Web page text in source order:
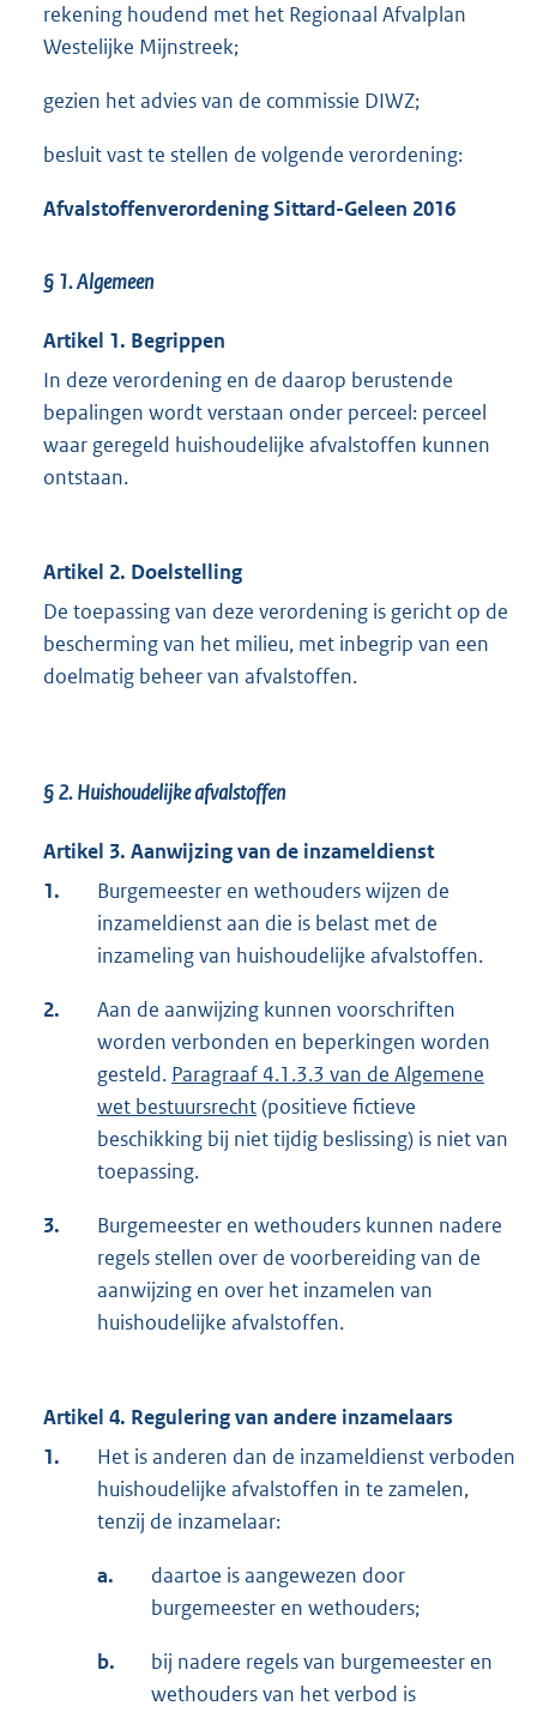
rekening houdend met het Regionaal Afvalplan
Westelijke Mijnstreek;
gezien het advies van de commissie DIWZ;
besluit vast te stellen de volgende verordening:
AfvalstoffenverordeningSittard-Geleen 2016
§ 1.Algemeen
Artikel 1. Begrippen
In deze verordening en de daarop berustende
bepalingen wordt verstaan onder perceel: perceel
waar geregeld huishoudelijke afvalstoffen kunnen
ontstaan.
Artikel 2. Doelstelling
De toepassing van deze verordening is gericht op de
bescherming van het milieu, met inbegrip van een
doelmatig beheer van afvalstoffen.
§ 2.Huishoudelijke afvalstoffen
Artikel 3. Aanwijzing van de inzameldienst
1.
Burgemeester en wethouders wijzen de
inzameldienst aan die is belast met de
inzameling van huishoudelijke afvalstoffen.
2.
Aan de aanwijzing kunnen voorschriften
worden verbonden en beperkingen worden
gesteld. Paragraaf 4.1.3.3 van de Algemene
wet bestuursrecht(positieve fictieve
beschikking bij niet tijdig beslissing) is niet van
toepassing.
3.
Burgemeester en wethouders kunnen nadere
regels stellen over de voorbereiding van de
aanwijzing en over het inzamelen van
huishoudelijke afvalstoffen.
Artikel 4. Regulering van andere inzamelaars
1.
Het is anderen dan de inzameldienst verboden
huishoudelijke afvalstoffen in te zamelen,
tenzij de inzamelaar:
a.
daartoe is aangewezen door
burgemeester en wethouders;
b.
bij nadere regels van burgemeester en
wethouders van het verbod is